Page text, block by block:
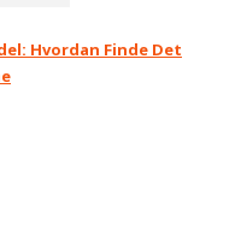
Hvordan Finde Det